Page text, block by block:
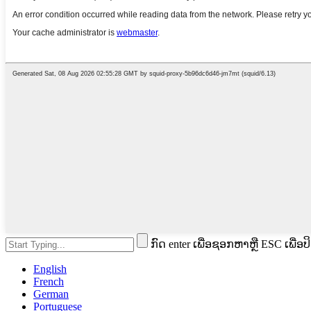
ກົດ enter ເພື່ອຊອກຫາຫຼື ESC ເພື່ອ
English
French
German
Portuguese